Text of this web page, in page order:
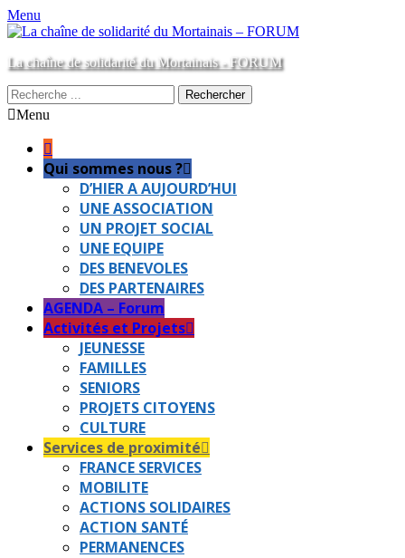
Menu
La chaîne de solidarité du Mortainais - FORUM
Rechercher :
Menu
principal
Aller
contenu
Menu
Qui sommes nous ?
D’HIER A AUJOURD’HUI
UNE ASSOCIATION
UN PROJET SOCIAL
UNE EQUIPE
DES BENEVOLES
DES PARTENAIRES
AGENDA – Forum
Activités et Projets
JEUNESSE
FAMILLES
SENIORS
PROJETS CITOYENS
CULTURE
Services de proximité
FRANCE SERVICES
MOBILITE
ACTIONS SOLIDAIRES
ACTION SANTÉ
PERMANENCES